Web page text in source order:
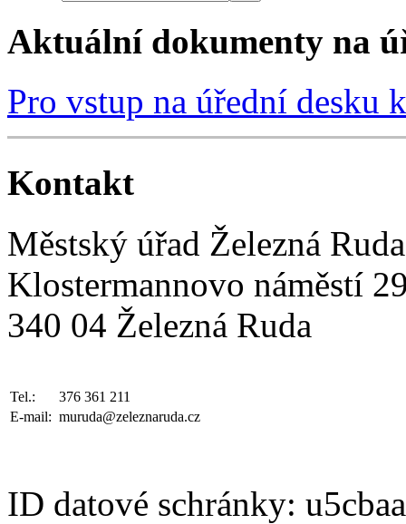
Aktuální dokumenty na
Pro vstup na úřední desku
Kontakt
Městský úřad Železná Ruda
Klostermannovo náměstí
340 04 Železná Ruda
Tel.:
376 361 211
E-mail: muruda@zeleznaruda.cz
ID datové schránky: